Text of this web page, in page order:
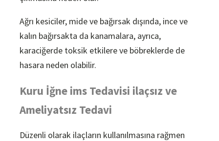
Ağrı kesiciler, mide ve bağırsak dışında, ince ve
kalın bağırsakta da kanamalara, ayrıca,
karaciğerde toksik etkilere ve böbreklerde de
hasara neden olabilir.
Kuru İğne ims Tedavisi ilaçsız ve
Ameliyatsız Tedavi
Düzenli olarak ilaçların kullanılmasına rağmen